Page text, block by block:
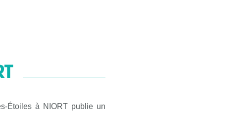
Étoiles à NIORT publie un